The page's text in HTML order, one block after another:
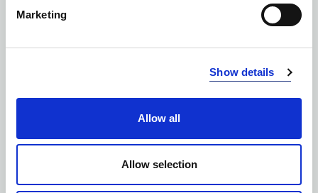
Marketing
Show details
Allow all
Allow selection